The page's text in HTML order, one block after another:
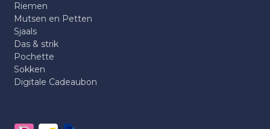
Riemen
Mutsen en Petten
Sjaals
Das & strik
Pochette
Sokken
Digitale Cadeaubon